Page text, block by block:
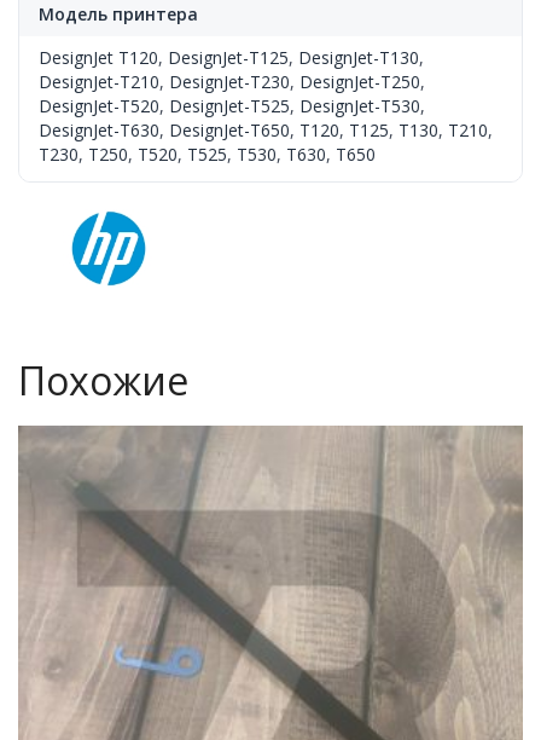
Модель принтера
DesignJet T120, DesignJet-T125, DesignJet-T130,
DesignJet-T210, DesignJet-T230, DesignJet-T250,
DesignJet-T520, DesignJet-T525, DesignJet-T530,
DesignJet-T630, DesignJet-T650, T120, T125, T130, T210,
T230, T250, T520, T525, T530, T630, T650
Похожие